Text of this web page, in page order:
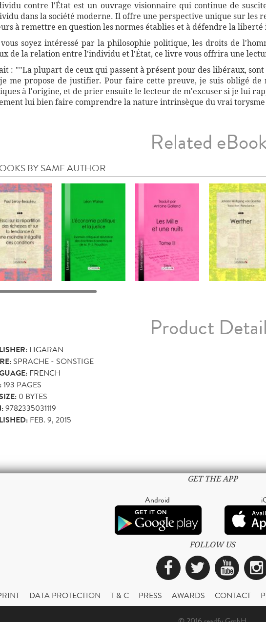
contre l'État est un ouvrage visionnaire qui continue de
dans la société moderne. Il offre une perspective unique sur les
à remettre en question les normes établies et à défendre la
vous soyez intéressé par la philosophie politique, les droits de
de la relation entre l'individu et l'État, ce livre vous offrira une
: ""La plupart de ceux qui passent à présent pour des libéraux,
me propose de justifier. Pour faire cette preuve, je suis obligé
à l'origine, et de prier ensuite le lecteur de m'excuser si je lui
lui bien faire comprendre la nature intrinsèque du vrai
Related
BY SAME AUTHOR
Product
LIGARAN
SPRACHE - SONSTIGE
FRENCH
193 PAGES
0 BYTES
9782335031119
FEB. 9, 2015
GET THE APP
Android
FOLLOW US
Facebook
Twitter
DATA PROTECTION T & C PRESS AWARDS CONTACT